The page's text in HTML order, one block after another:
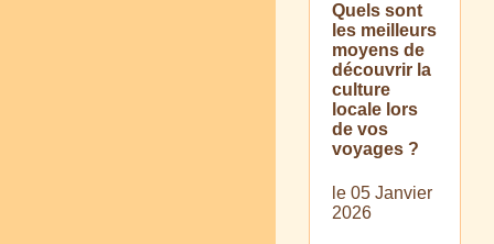
Quels sont
les meilleurs
moyens de
découvrir la
culture
locale lors
de vos
voyages ?
le 05 Janvier
2026